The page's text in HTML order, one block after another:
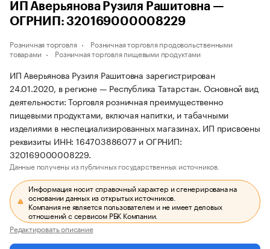
ИП Аверьянова Рузиля Рашитовна —
ОГРНИП: 320169000008229
Розничная торговля
Розничная торговля продовольственными
товарами
Розничная торговля пищевыми продуктами
ИП Аверьянова Рузиля Рашитовна зарегистрирован
24.01.2020, в регионе — Республика Татарстан. Основной вид
деятельности: Торговля розничная преимущественно
пищевыми продуктами, включая напитки, и табачными
изделиями в неспециализированных магазинах. ИП присвоены
реквизиты ИНН: 164703886077 и ОГРНИП:
320169000008229.
Данные получены из публичных государственных источников.
Информация носит справочный характер и сгенерирована на
основании данных из открытых источников.
Компания не является пользователем и не имеет деловых
отношений с сервисом РБК Компании.
Редактировать описание